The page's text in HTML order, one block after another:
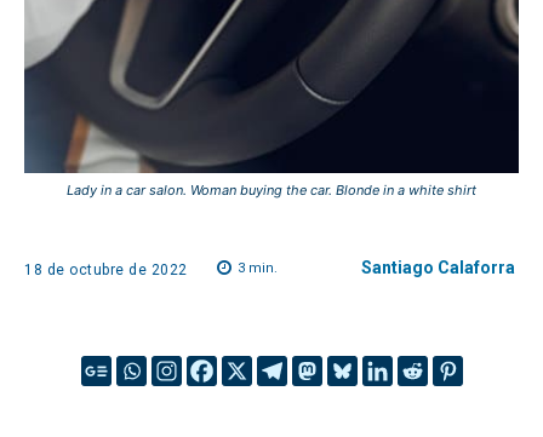
Lady in a car salon. Woman buying the car. Blonde in a white shirt
18 de octubre de 2022 3min. Santiago Calaforra